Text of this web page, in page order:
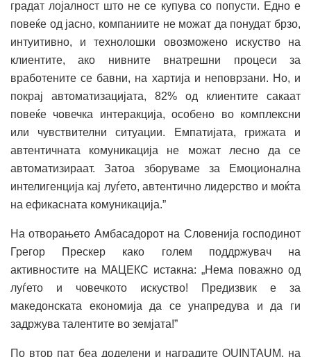
градат лојалност што не се купува со попусти. Едно е
повеќе од јасно, компаниите не можат да понудат брзо,
интуитивно, и технолошки овозможено искуство на
клиентите, ако нивните внатрешни процеси за
вработените се бавни, на хартија и неповрзани. Но, и
покрај автоматизацијата, 82% од клиентите сакаат
повеќе човечка интеракција, особено во комплексни
или чувствителни ситуации. Емпатијата, грижата и
автентичната комуникација не можат лесно да се
автоматизираат. Затоа зборуваме за Емоционална
интелигенција кај луѓето, автентично лидерство и моќта
на ефикасната комуникација.”
На отворањето Амбасадорот на Словенија господинот
Грегор Прескер како голем поддржувач на
активностите на МАЦЕКС истакна: „Нема поважно од
луѓето и човечкото искуство! Предизвик е за
македонската економија да се унапредува и да ги
задржува талентите во земјата!”
По втор пат беа доделени и наградите QUINTAUM, на